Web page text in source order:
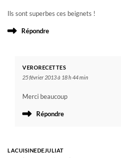
Ils sont superbes ces beignets !
Répondre
VERORECETTES
25 février 2013 à 18 h 44 min
Merci beaucoup
Répondre
LACUISINEDEJULIAT